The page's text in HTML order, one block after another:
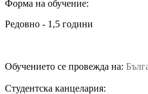
Форма на обучение:
Редовно - 1,5 години
Обучението се провежда на:
Студентска канцелария: